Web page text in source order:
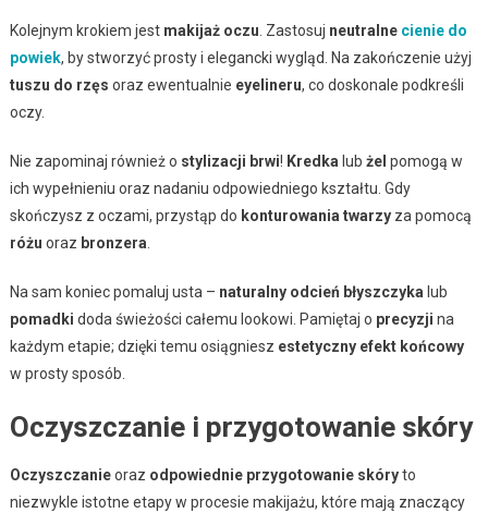
Kolejnym krokiem jest makijaż oczu . Zastosuj neutralne cienie do
powiek, by stworzyć prosty i elegancki wygląd. Na zakończenie użyj
tuszu do rzęs oraz ewentualnie eyelineru, co doskonale podkreśli
oczy.
Nie zapominaj również o stylizacji brwi! Kredka lub żel pomogą w
ich wypełnieniu oraz nadaniu odpowiedniego kształtu. Gdy
skończysz z oczami, przystąp do konturowania twarzyza pomocą
różu oraz bronzera
Na sam koniec pomaluj usta – naturalny odcień błyszczyka lub
pomadki doda świeżości całemu lookowi. Pamiętaj o precyzji na
każdym etapie; dzięki temu osiągniesz estetyczny efekt końcowy
w prosty sposób.
Oczyszczanie i przygotowanie skóry
Oczyszczanieoraz odpowiednie przygotowanie skóryto
niezwykle istotne etapy w procesie makijażu, które mają znaczący